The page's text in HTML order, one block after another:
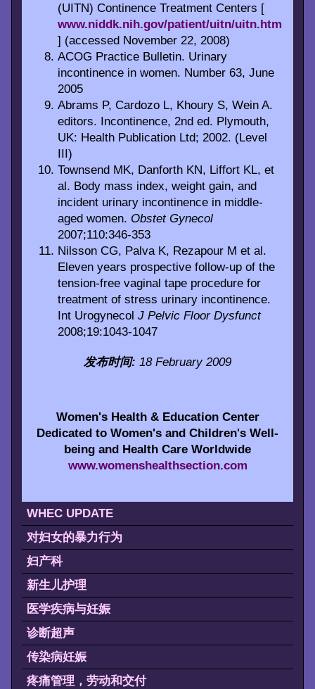
(UITN) Continence Treatment Centers [
www.niddk.nih.gov/patient/uitn/uitn.htm
] (accessed November 22, 2008)
ACOG Practice Bulletin. Urinary
incontinence in women. Number 63, June
2005
Abrams P, Cardozo L, Khoury S, Wein A.
editors. Incontinence, 2nd ed. Plymouth,
UK: Health Publication Ltd; 2002. (Level
III)
Townsend MK, Danforth KN, Liffort KL, et
al. Body mass index, weight gain, and
incident urinary incontinence in middle-
aged women. Obstet Gynecol
2007;110:346-353
Nilsson CG, Palva K, Rezapour M et al.
Eleven years prospective follow-up of the
tension-free vaginal tape procedure for
treatment of stress urinary incontinence.
Int Urogynecol J Pelvic Floor Dysfunct
2008;19:1043-1047
发布时间: 18 February 2009
Women's Health & Education Center
Dedicated to Women's and Children's Well-
being and Health Care Worldwide
www.womenshealthsection.com
WHEC UPDATE
对妇女的暴力行为
妇产科
新生儿护理
医学疾病与妊娠
诊断超声
传染病妊娠
疼痛管理，劳动和交付